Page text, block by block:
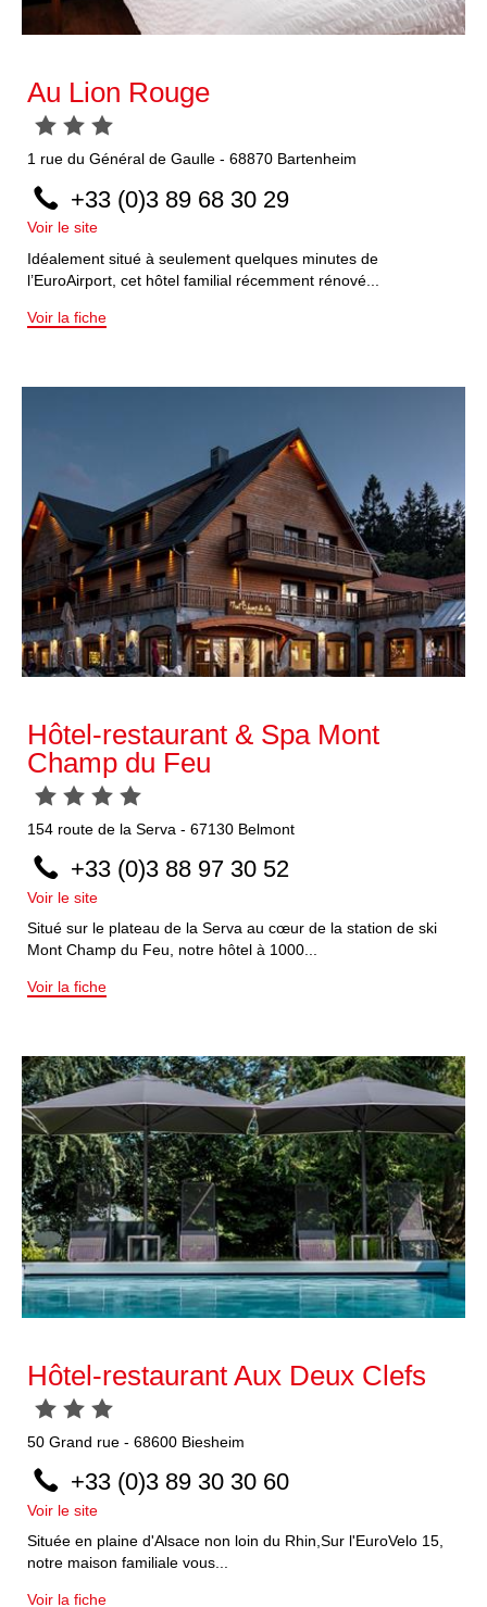
Au Lion Rouge
1 rue du Général de Gaulle - 68870 Bartenheim
+33 (0)3 89 68 30 29
Voir le site
Idéalement situé à seulement quelques minutes de
l’EuroAirport, cet hôtel familial récemment rénové...
Voir la fiche
Hôtel-restaurant & Spa Mont
Champ du Feu
154 route de la Serva - 67130 Belmont
+33 (0)3 88 97 30 52
Voir le site
Situé sur le plateau de la Serva au cœur de la station de ski
Mont Champ du Feu, notre hôtel à 1000...
Voir la fiche
Hôtel-restaurant Aux Deux Clefs
50 Grand rue - 68600 Biesheim
+33 (0)3 89 30 30 60
Voir le site
Située en plaine d'Alsace non loin du Rhin,Sur l'EuroVelo 15,
notre maison familiale vous...
Voir la fiche